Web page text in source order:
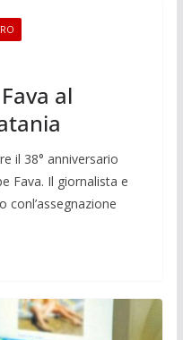
al
il 38° anniversario
Fava. Il giornalista e
conl’assegnazione